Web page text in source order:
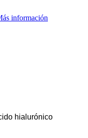
información
hialurónico